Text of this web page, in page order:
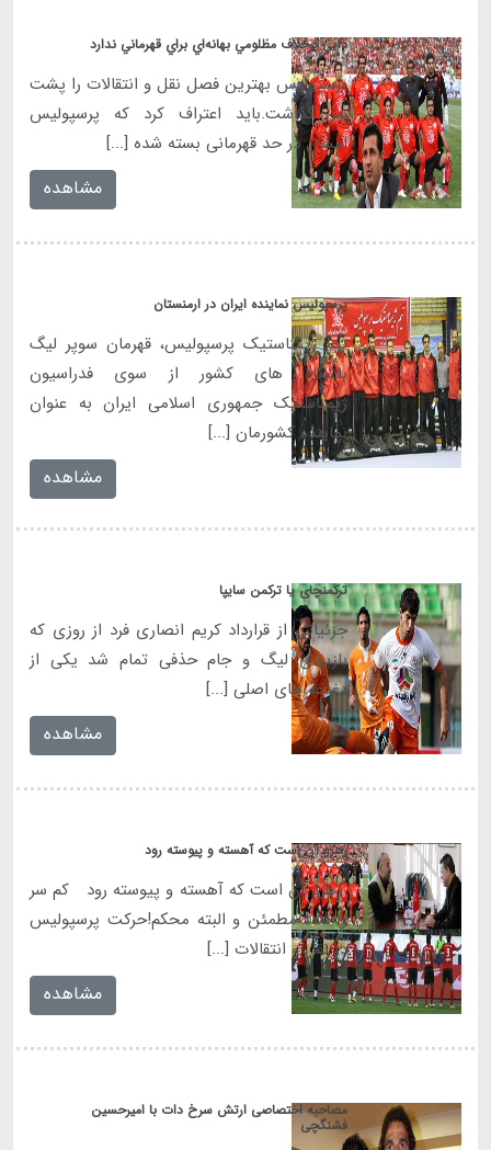
دايي برخلاف مظلومي بهانه‌اي براي قهرماني ندارد
پرسپوليس بهترين فصل نقل و انتقالات را پشت
سر گذاشت.باید اعتراف کرد که پرسپولیس
امسال در حد قهرمانی بسته شده [...]
مشاهده
پرسپولیس نماینده ایران در ارمنستان
تیم ژیمناستیک پرسپولیس، قهرمان سوپر لیگ
باشگاه های کشور از سوی فدراسیون
ژیمناستیک جمهوری اسلامی ایران به عنوان
نماینده کشورمان [...]
مشاهده
ترکمنچای یا ترکمن سایپا
جزئیاتی از قرارداد کریم انصاری فرد از روزی که
بازیهای لیگ و جام حذفی تمام شد یکی از
دغدغه های اصلی [...]
مشاهده
رهرو آن است كه آهسته و پيوسته رود
رهرو آن است كه آهسته و پيوسته رود كم سر
و صدا مطمئن و البته محكم!حركت پرسپوليس
در نقل و انتقالات [...]
مشاهده
مصاحبه اختصاصی ارتش سرخ دات با امیرحسین
فشنگچی